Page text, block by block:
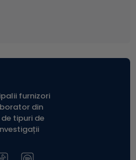
furnizori
din
tipuri de